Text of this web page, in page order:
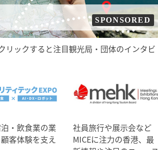
SPONSORED
リックすると注目観光局・団体のインタビ
・飲食業の業
客体験を支え
社員旅行や展示会など
MICEに注力の香港、最